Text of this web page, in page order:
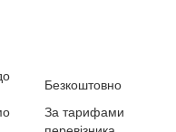
Безкоштовно
За тарифами